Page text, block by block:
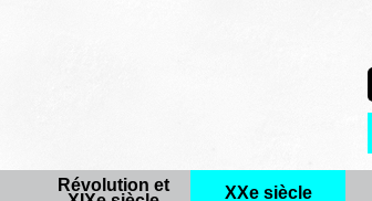
Révolution et
XXe siècle